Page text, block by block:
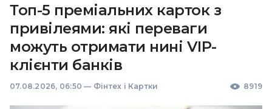
Топ-5 преміальних карток з
привілеями: які переваги
можуть отримати нині VIP-
клієнти банків
07.08.2026, 06:50 — Фінтех і Картки 8919